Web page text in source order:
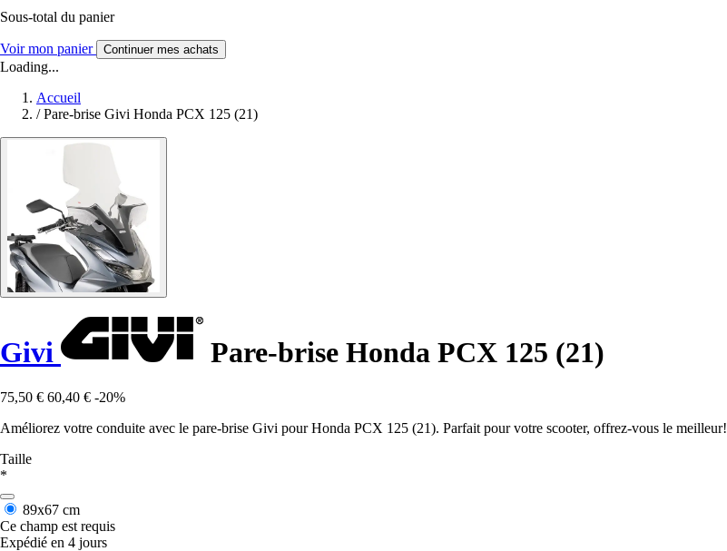
Sous-total du panier
Voir mon panier Continuer mes achats
Loading...
Accueil
/ Pare-brise Givi Honda PCX 125 (21)
Givi Pare-brise Honda PCX 125 (21)
75,50 € 60,40 € -20%
Améliorez votre conduite avec le pare-brise Givi pour Honda PCX 125 (21). Parfait pour votre scooter, offrez-vous le meilleur!
Taille
*
89x67 cm
Ce champ est requis
Expédié en 4 jours